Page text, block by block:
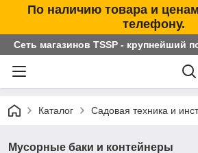
По наличию товара и
телефону.
Сеть магазинов TSSP - крупнейший
Каталог Садовая техника и
Мусорные баки и контейнеры